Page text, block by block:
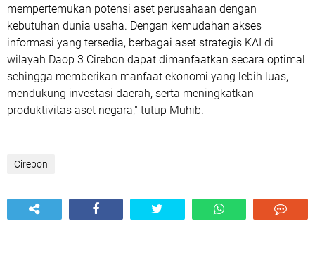
mempertemukan potensi aset perusahaan dengan
kebutuhan dunia usaha. Dengan kemudahan akses
informasi yang tersedia, berbagai aset strategis KAI di
wilayah Daop 3 Cirebon dapat dimanfaatkan secara optimal
sehingga memberikan manfaat ekonomi yang lebih luas,
mendukung investasi daerah, serta meningkatkan
produktivitas aset negara," tutup Muhib.
Cirebon